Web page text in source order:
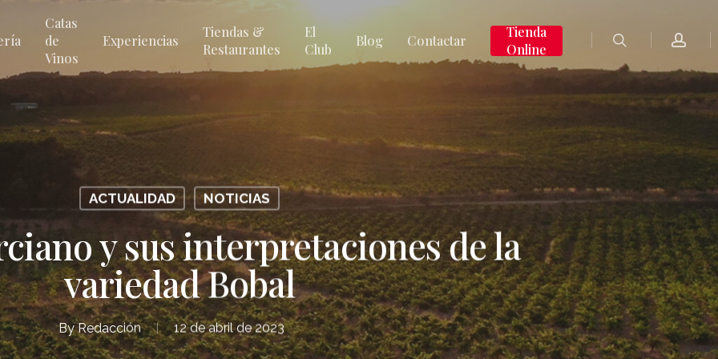
Catas
de
Vinos
Experiencias
Tiendas &
Restaurantes
El
Club
Blog Contactar
Tienda
Online
ACTUALIDAD NOTICIAS
y sus interpretaciones de la
variedad Bobal
By Redacción 12 de abril de 2023